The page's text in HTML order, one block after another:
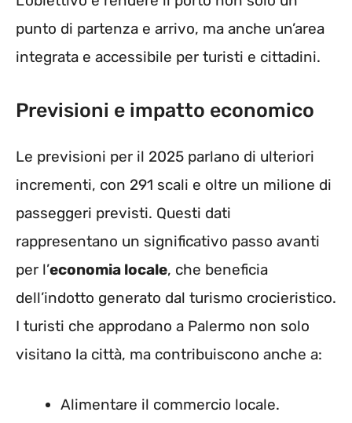
punto di partenza e arrivo, ma anche un’area
integrata e accessibile per turisti e cittadini.
Previsioni e impatto economico
Le previsioni per il 2025 parlano di ulteriori
incrementi, con 291 scali e oltre un milione di
passeggeri previsti. Questi dati
rappresentano un significativo passo avanti
per l’economia locale, che beneficia
dell’indotto generato dal turismo crocieristico.
I turisti che approdano a Palermo non solo
visitano la città, ma contribuiscono anche a:
Alimentare il commercio locale.